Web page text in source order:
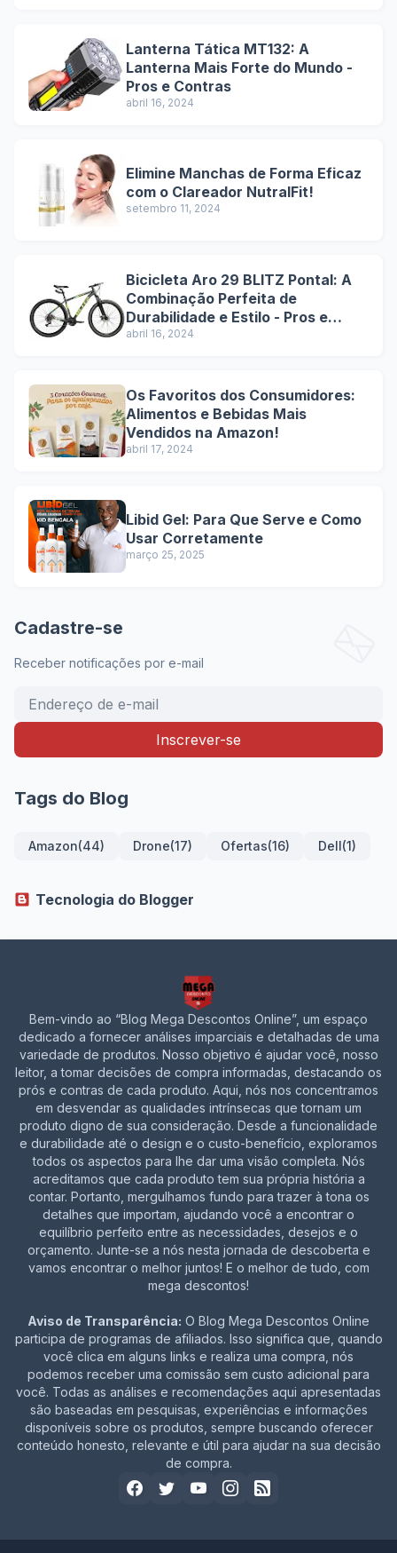
Lanterna Tática MT132: A
Lanterna Mais Forte do Mundo -
Pros e Contras
abril 16, 2024
Elimine Manchas de Forma Eficaz
com o Clareador NutralFit!
setembro 11, 2024
Bicicleta Aro 29 BLITZ Pontal: A
Combinação Perfeita de
Durabilidade e Estilo - Pros e
Contras
abril 16, 2024
Os Favoritos dos Consumidores:
Alimentos e Bebidas Mais
Vendidos na Amazon!
abril 17, 2024
Libid Gel: Para Que Serve e Como
Usar Corretamente
março 25, 2025
Cadastre-se
Receber notificações por e-mail
Tags do Blog
Amazon(44) Drone(17) Ofertas(16) Dell(1)
Tecnologia do Blogger
Bem-vindo ao “Blog Mega Descontos Online”, um espaço
dedicado a fornecer análises imparciais e detalhadas de uma
variedade de produtos. Nosso objetivo é ajudar você, nosso
leitor, a tomar decisões de compra informadas, destacando os
prós e contras de cada produto. Aqui, nós nos concentramos
em desvendar as qualidades intrínsecas que tornam um
produto digno de sua consideração. Desde a funcionalidade
e durabilidade até o design e o custo-benefício, exploramos
todos os aspectos para lhe dar uma visão completa. Nós
acreditamos que cada produto tem sua própria história a
contar. Portanto, mergulhamos fundo para trazer à tona os
detalhes que importam, ajudando você a encontrar o
equilíbrio perfeito entre as necessidades, desejos e o
orçamento. Junte-se a nós nesta jornada de descoberta e
vamos encontrar o melhor juntos! E o melhor de tudo, com
mega descontos!
Aviso de Transparência: O Blog Mega Descontos Online
participa de programas de afiliados. Isso significa que, quando
você clica em alguns links e realiza uma compra, nós
podemos receber uma comissão sem custo adicional para
você. Todas as análises e recomendações aqui apresentadas
são baseadas em pesquisas, experiências e informações
disponíveis sobre os produtos, sempre buscando oferecer
conteúdo honesto, relevante e útil para ajudar na sua decisão
de compra.